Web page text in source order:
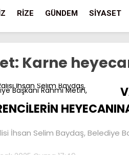
RİZE GÜNDEM SİYASET
Karne
İhsan Selim Baydaş, Belediye